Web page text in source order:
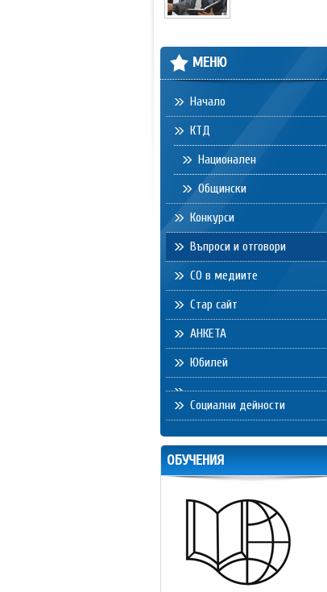
МЕНЮ
Начало
КТД
Национален
Общински
Конкурси
Въпроси и отговори
СО в медиите
Стар сайт
АНКЕТА
Юбилей
Социални дейности
ОБУЧЕНИЯ